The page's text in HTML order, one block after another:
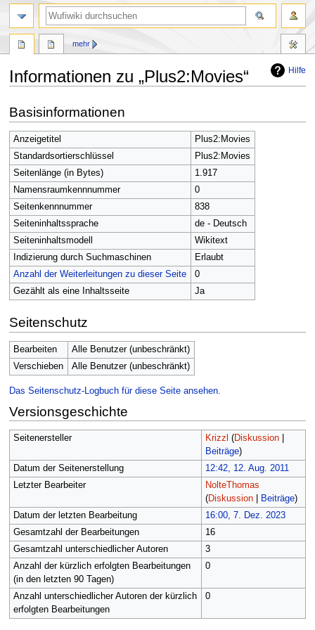
Hilfe
Informationen zu „Plus2:Movies“
Navigation
springen
Suche
springen
Basisinformationen
Anzeigetitel
Plus2:Movies
Standardsortierschlüssel
Plus2:Movies
Seitenlänge (in Bytes)
1.917
Namensraumkennnummer
0
Seitenkennnummer
838
Seiteninhaltssprache
de - Deutsch
Seiteninhaltsmodell
Wikitext
Indizierung durch Suchmaschinen
Erlaubt
Anzahl der Weiterleitungen zu dieser Seite
0
Gezählt als eine Inhaltsseite
Ja
Seitenschutz
Bearbeiten
Alle Benutzer (unbeschränkt)
Verschieben
Alle Benutzer (unbeschränkt)
Das Seitenschutz-Logbuch für diese Seite ansehen.
Versionsgeschichte
Seitenersteller Krizzl (Diskussion|
Beiträge)
Datum der Seitenerstellung
12:42, 12. Aug. 2011
Letzter Bearbeiter
NolteThomas
(Diskussion| Beiträge)
Datum der letzten Bearbeitung
16:00, 7. Dez. 2023
Gesamtzahl der Bearbeitungen
16
Gesamtzahl unterschiedlicher Autoren
3
Anzahl der kürzlich erfolgten Bearbeitungen
(in den letzten 90 Tagen)
0
Anzahl unterschiedlicher Autoren der kürzlich
erfolgten Bearbeitungen
0
mehr
Suche